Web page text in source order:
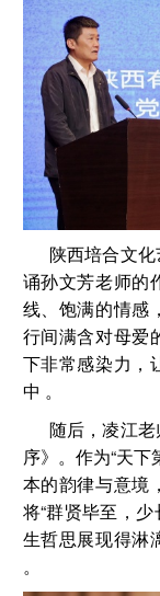
陕西培合文
诵孙文芳老师的
线、饱满的情感
行间满含对母爱
下非常感染力，
中 。
随后，凌江
序》。作为“天
本的韵律与意境
将“群贤毕至，
生哲思展现得淋
。